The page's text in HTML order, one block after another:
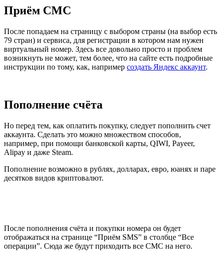
Приём СМС
После попадаем на страницу с выбором страны (на выбор есть
79 стран) и сервиса, для регистрации в котором нам нужен
виртуальный номер. Здесь все довольно просто и проблем
возникнуть не может, тем более, что на сайте есть подробные
инструкции по тому, как, например создать Яндекс аккаунт.
Пополнение счёта
Но перед тем, как оплатить покупку, следует пополнить счет
аккаунта. Сделать это можно множеством способов,
например, при помощи банковской карты, QIWI, Payeer,
Alipay и даже Steam.
Пополнение возможно в рублях, долларах, евро, юанях и паре
десятков видов криптовалют.
После пополнения счёта и покупки номера он будет
отображаться на странице “Приём SMS” в столбце “Все
операции”. Сюда же будут приходить все СМС на него.